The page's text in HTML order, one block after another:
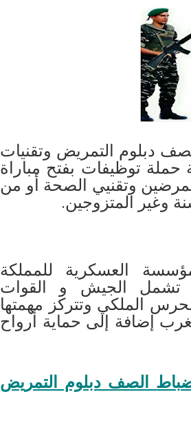
دبلوم التمريض وتقنيات
حملة توظيفات بفتح مباراة
وتقنيي الصحة أو من
العسكرية للمملكة
تشمل الجيش و القوات
الملكي وتتركز مهمتها
إضافة إلى حماية أرواح
الصف دبلوم التمريض